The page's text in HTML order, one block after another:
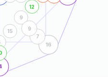
16
15
9
12
7
9